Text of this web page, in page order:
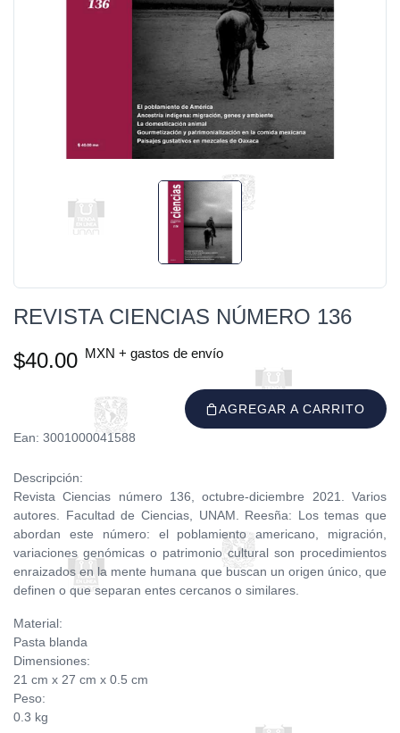
REVISTA CIENCIAS NÚMERO 136
$40.00 MXN + gastos de envío
AGREGAR A CARRITO
Ean: 3001000041588
Descripción:
Revista Ciencias número 136, octubre-diciembre 2021. Varios
autores. Facultad de Ciencias, UNAM. Reesña: Los temas que
abordan este número: el poblamiento americano, migración,
variaciones genómicas o patrimonio cultural son procedimientos
enraizados en la mente humana que buscan un origen único, que
definen o que separan entes cercanos o similares.
Material:
Pasta blanda
Dimensiones:
21 cm x 27 cm x 0.5 cm
Peso:
0.3 kg